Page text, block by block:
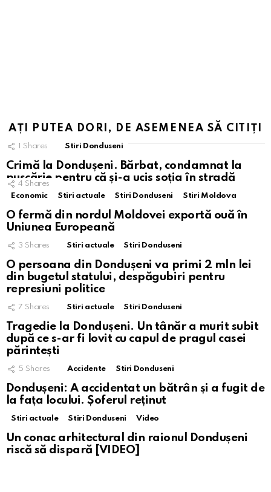
AȚI PUTEA DORI, DE ASEMENEA SĂ CITIȚI
1 Shares Stiri Donduseni
Crimă la Dondușeni. Bărbat, condamnat la
pușcărie pentru că și-a ucis soția în stradă
4 Shares
Economic
Stiri actuale Stiri Donduseni Stiri Moldova
O fermă din nordul Moldovei exportă ouă în
Uniunea Europeană
3 Shares Stiri actuale Stiri Donduseni
O persoana din Dondușeni va primi 2 mln lei
din bugetul statului, despăgubiri pentru
represiuni politice
7 Shares Stiri actuale Stiri Donduseni
Tragedie la Dondușeni. Un tânăr a murit subit
după ce s-ar fi lovit cu capul de pragul casei
părintești
5 Shares Accidente Stiri Donduseni
Dondușeni: A accidentat un bătrân și a fugit de
la fața locului. Șoferul reținut
Stiri actuale Stiri Donduseni Video
Un conac arhitectural din raionul Dondușeni
riscă să dispară [VIDEO]